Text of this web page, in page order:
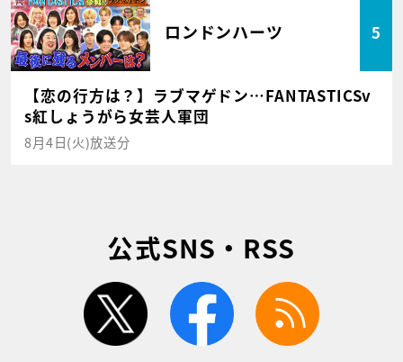
ロンドンハーツ 5
【恋の行方は？】ラブマゲドン…FANTASTICSv
s紅しょうがら女芸人軍団
8月4日(火)放送分
公式SNS・RSS
twitter facebook